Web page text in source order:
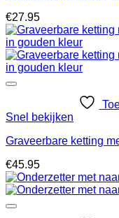
€27.95
Snel bekijken
Graveerbare ketting
€45.95